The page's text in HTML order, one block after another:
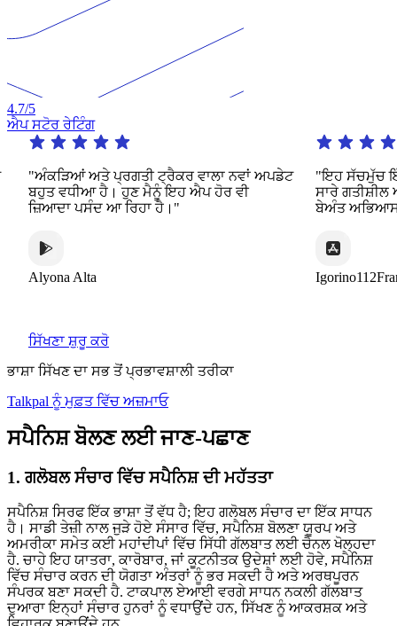
4.7/5
ਐਪ ਸਟੋਰ ਰੇਟਿੰਗ
ਅਤੇ ਪ੍ਰਗਤੀ ਟ੍ਰੈਕਰ ਵਾਲਾ ਨਵਾਂ ਅਪਡੇਟ
ਵਧੀਆ ਹੈ। ਹੁਣ ਮੈਨੂੰ ਇਹ ਐਪ ਹੋਰ ਵੀ
ਪਸੰਦ ਆ ਰਿਹਾ ਹੈ।"
Alta
"ਇਹ ਸੱਚਮੁੱਚ ਇੱਕ
ਸਾਰੇ ਗਤੀਸ਼ੀਲ ਅਤੇ
ਬੇਅੰਤ ਅਭਿਆਸ ਦੀ
Igorino112France
ਸਿੱਖਣਾ ਸ਼ੁਰੂ ਕਰੋ
ਭਾਸ਼ਾ ਸਿੱਖਣ ਦਾ ਸਭ ਤੋਂ ਪ੍ਰਭਾਵਸ਼ਾਲੀ ਤਰੀਕਾ
Talkpal ਨੂੰ ਮੁਫ਼ਤ ਵਿੱਚ ਅਜ਼ਮਾਓ
ਸਪੈਨਿਸ਼ ਬੋਲਣ ਲਈ ਜਾਣ-ਪਛਾਣ
1. ਗਲੋਬਲ ਸੰਚਾਰ ਵਿੱਚ ਸਪੈਨਿਸ਼ ਦੀ ਮਹੱਤਤਾ
ਸਪੈਨਿਸ਼ ਸਿਰਫ ਇੱਕ ਭਾਸ਼ਾ ਤੋਂ ਵੱਧ ਹੈ; ਇਹ ਗਲੋਬਲ ਸੰਚਾਰ ਦਾ ਇੱਕ ਸਾਧਨ
ਹੈ। ਸਾਡੀ ਤੇਜ਼ੀ ਨਾਲ ਜੁੜੇ ਹੋਏ ਸੰਸਾਰ ਵਿੱਚ, ਸਪੈਨਿਸ਼ ਬੋਲਣਾ ਯੂਰਪ ਅਤੇ
ਅਮਰੀਕਾ ਸਮੇਤ ਕਈ ਮਹਾਂਦੀਪਾਂ ਵਿੱਚ ਸਿੱਧੀ ਗੱਲਬਾਤ ਲਈ ਚੈਨਲ ਖੋਲ੍ਹਦਾ
ਹੈ. ਚਾਹੇ ਇਹ ਯਾਤਰਾ, ਕਾਰੋਬਾਰ, ਜਾਂ ਕੂਟਨੀਤਕ ਉਦੇਸ਼ਾਂ ਲਈ ਹੋਵੇ, ਸਪੈਨਿਸ਼
ਵਿੱਚ ਸੰਚਾਰ ਕਰਨ ਦੀ ਯੋਗਤਾ ਅੰਤਰਾਂ ਨੂੰ ਭਰ ਸਕਦੀ ਹੈ ਅਤੇ ਅਰਥਪੂਰਨ
ਸੰਪਰਕ ਬਣਾ ਸਕਦੀ ਹੈ. ਟਾਕਪਾਲ ਏਆਈ ਵਰਗੇ ਸਾਧਨ ਨਕਲੀ ਗੱਲਬਾਤ
ਦੁਆਰਾ ਇਨ੍ਹਾਂ ਸੰਚਾਰ ਹੁਨਰਾਂ ਨੂੰ ਵਧਾਉਂਦੇ ਹਨ, ਸਿੱਖਣ ਨੂੰ ਆਕਰਸ਼ਕ ਅਤੇ